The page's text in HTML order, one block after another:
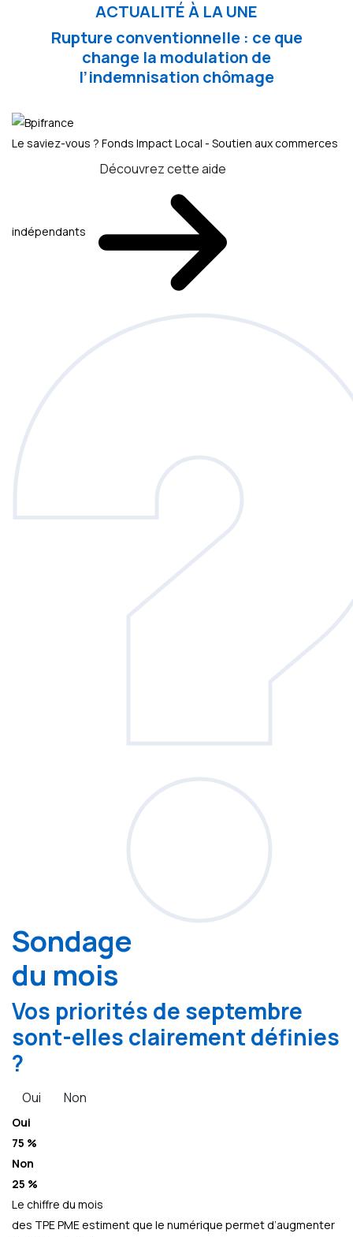
ACTUALITÉ À LA UNE
Rupture conventionnelle : ce que
change la modulation de
l’indemnisation chômage
Le saviez-vous ? Fonds Impact Local - Soutien aux commerces
indépendants
Découvrez cette aide
Sondage
du mois
Vos priorités de septembre
sont-elles clairement définies
?
Oui Non
Oui
75 %
Non
25 %
Le chiffre du mois
des TPE PME estiment que le numérique permet d’augmenter